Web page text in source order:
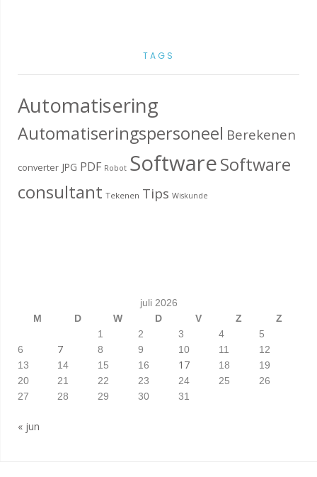
TAGS
Automatisering
Automatiseringspersoneel Berekenen
converter JPG PDF Robot SoftwareSoftware
consultant Tekenen Tips Wiskunde
juli 2026
M
D W D V Z
Z
1
2 3 4
5
6
7 8 9 10 11
12
13
14 15 16 17 18
19
20
21 22 23 24 25
26
27
28 29 30 31
« jun